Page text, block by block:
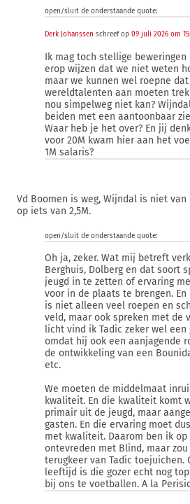
open/sluit de onderstaande quote:
Derk Johanssen schreef op 09 juli 2026 om
Ik mag toch stellige beweringen
erop wijzen dat we niet weten
maar we kunnen wel roepne
wereldtalenten aan moeten
nou simpelweg niet kan?
beiden met een aantoonbaar
Waar heb je het over? En jij
voor 20M kwam hier aan het
1M salaris?
Vd Boomen is weg, Wijndal is niet
op iets van 2,5M.
open/sluit de onderstaande quote:
Oh ja, zeker. Wat mij betreft
Berghuis, Dolberg en dat soort
jeugd in te zetten of ervaring
voor in de plaats te brengen.
is niet alleen veel roepen en
veld, maar ook spreken met de
licht vind ik Tadic zeker wel een
omdat hij ook een aanjagende
de ontwikkeling van een
etc.
We moeten de middelmaat
kwaliteit. En die kwaliteit komt
primair uit de jeugd, maar
gasten. En die ervaring moet
met kwaliteit. Daarom ben ik
ontevreden met Blind, maar
terugkeer van Tadic toejuichen.
leeftijd is die gozer echt nog
bij ons te voetballen. A la